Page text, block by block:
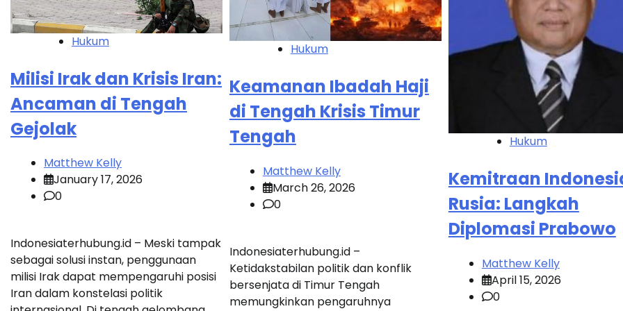
Hukum
Milisi Irak dan Krisis Iran:
Ancaman di Tengah
Gejolak
Matthew Kelly
January 17, 2026
0
Indonesiaterhubung.id – Meski tampak
sebagai solusi instan, penggunaan
milisi Irak dapat mempengaruhi posisi
Iran dalam konstelasi politik
Hukum
Keamanan Ibadah Haji
di Tengah Krisis Timur
Tengah
Matthew Kelly
March 26, 2026
0
Indonesiaterhubung.id –
Ketidakstabilan politik dan konflik
bersenjata di Timur Tengah
memungkinkan pengaruhnya
Hukum
Kemitraan
Rusia: Langkah
Diplomasi Prabowo
Matthew Kelly
April 15, 2026
0